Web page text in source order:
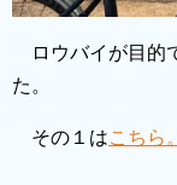
ロウバイが目的
た。
その１はこちら。